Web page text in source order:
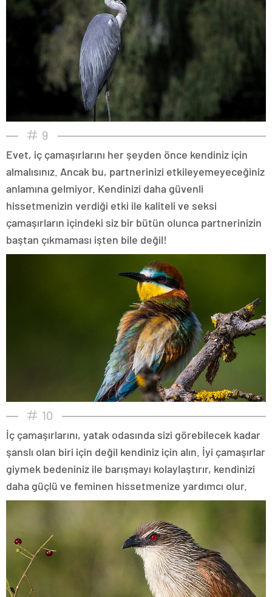
9
Evet, iç çamaşırlarını her şeyden önce kendiniz için
almalısınız. Ancak bu, partnerinizi etkileyemeyeceğiniz
anlamına gelmiyor. Kendinizi daha güvenli
hissetmenizin verdiği etki ile kaliteli ve seksi
çamaşırların içindeki siz bir bütün olunca partnerinizin
baştan çıkmaması işten bile değil!
10
İç çamaşırlarını, yatak odasında sizi görebilecek kadar
şanslı olan biri için değil kendiniz için alın. İyi çamaşırlar
giymek bedeniniz ile barışmayı kolaylaştırır, kendinizi
daha güçlü ve feminen hissetmenize yardımcı olur.